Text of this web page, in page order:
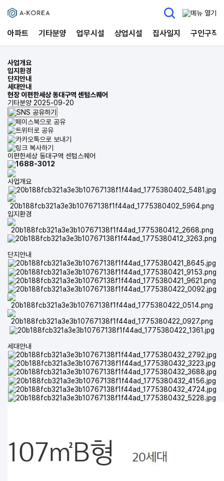
아파트 기타분양 업무시설 상업시설 집사일지 구인구직
사업개요
입지환경
단지안내
세대안내
현장 이편한세상 동대구역 센텀스퀘어
기타분양 2025-09-20
이편한세상 동대구역 센텀스퀘어
1688-3012
사업개요
입지환경
단지안내
세대안내